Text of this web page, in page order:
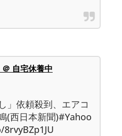
自宅休養中
」依頼殺到、エアコ
(西日本新聞)#Yahoo